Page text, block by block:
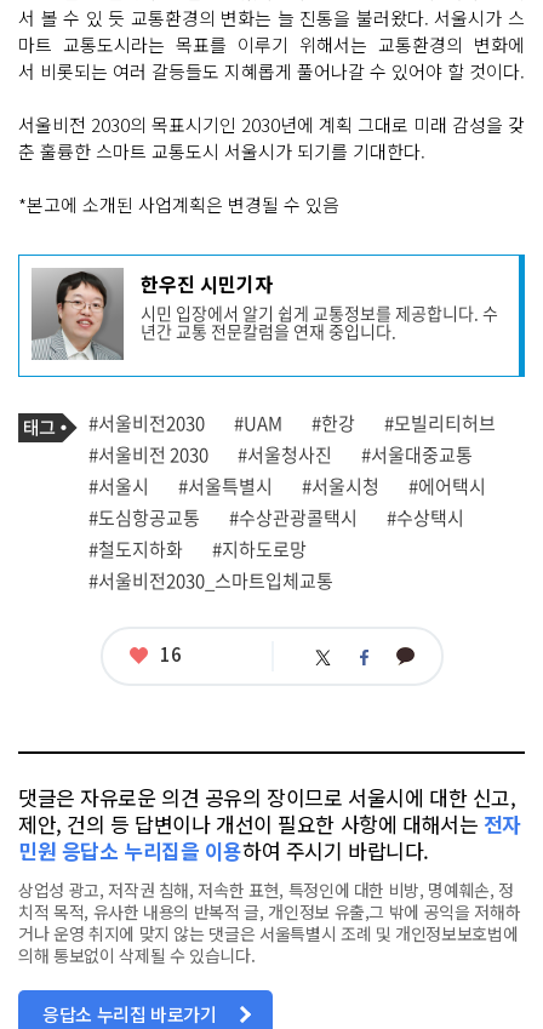
서 볼 수 있 듯 교통환경의 변화는 늘 진통을 불러왔다. 서울시가 스
마트 교통도시라는 목표를 이루기 위해서는 교통환경의 변화에
서 비롯되는 여러 갈등들도 지혜롭게 풀어나갈 수 있어야 할 것이다.
서울비전 2030의 목표시기인 2030년에 계획 그대로 미래 감성을 갖
춘 훌륭한 스마트 교통도시 서울시가 되기를 기대한다.
*본고에 소개된 사업계획은 변경될 수 있음
기
사
성
자
프
필
한우진 시민기자
시민 입장에서 알기 쉽게 교통정보를 제공합니다. 수
년간 교통 전문칼럼을 연재 중입니다.
기
사
관
련
태
그
태
그
#서울비전2030 #UAM #한강
#모빌리티허브
#서울비전 2030
#서울청사진
#서울대중교통
#서울시
#서울특별시 #서울시청
#에어택시
#도심항공교통
#수상관광콜택시
#수상택시
#철도지하화
#지하도로망
#서울비전2030_스마트입체교통
좋
16 트 페 카
댓글은 자유로운 의견 공유의 장이므로 서울시에 대한 신고,
제안, 건의 등 답변이나 개선이 필요한 사항에 대해서는 전자
민원 응답소 누리집을 이용하여 주시기 바랍니다.
상업성 광고, 저작권 침해, 저속한 표현, 특정인에 대한 비방, 명예훼손, 정
치적 목적, 유사한 내용의 반복적 글, 개인정보 유출,그 밖에 공익을 저해하
거나 운영 취지에 맞지 않는 댓글은 서울특별시 조례 및 개인정보보호법에
의해 통보없이 삭제될 수 있습니다.
응답소 누리집 바로가기